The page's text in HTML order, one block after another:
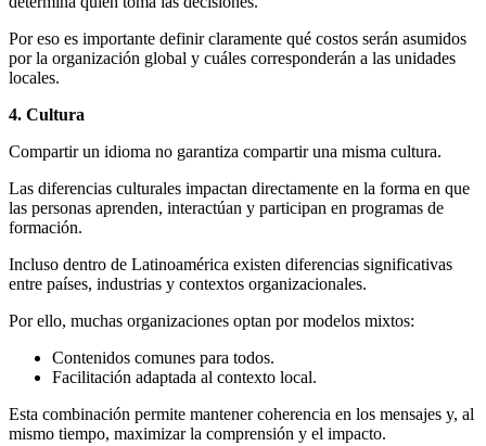
Por eso es importante definir claramente qué costos serán asumidos
por la organización global y cuáles corresponderán a las unidades
locales.
4. Cultura
Compartir un idioma no garantiza compartir una misma cultura.
Las diferencias culturales impactan directamente en la forma en que
las personas aprenden, interactúan y participan en programas de
formación.
Incluso dentro de Latinoamérica existen diferencias significativas
entre países, industrias y contextos organizacionales.
Por ello, muchas organizaciones optan por modelos mixtos:
Contenidos comunes para todos.
Facilitación adaptada al contexto local.
Esta combinación permite mantener coherencia en los mensajes y, al
mismo tiempo, maximizar la comprensión y el impacto.